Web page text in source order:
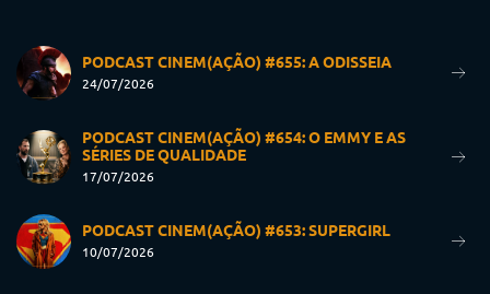
PODCAST CINEM(AÇÃO) #655: A ODISSEIA
24/07/2026
PODCAST CINEM(AÇÃO) #654: O EMMY E AS
SÉRIES DE QUALIDADE
17/07/2026
PODCAST CINEM(AÇÃO) #653: SUPERGIRL
10/07/2026